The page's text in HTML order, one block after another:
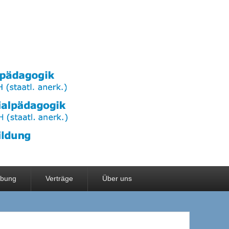
Verträge Über uns